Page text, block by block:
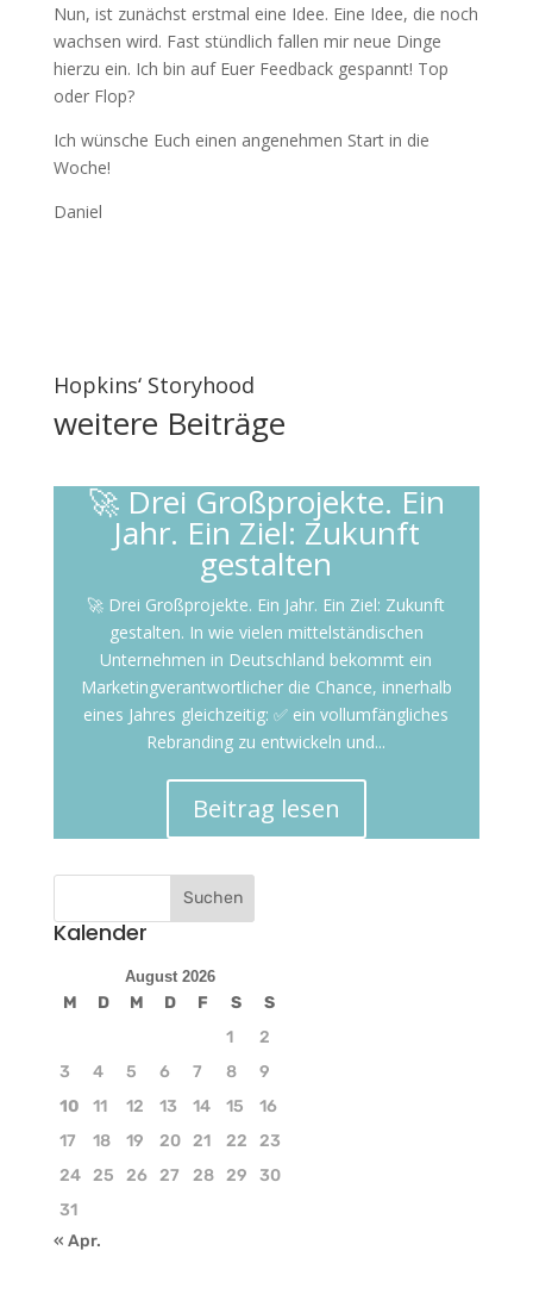
Nun, ist zunächst erstmal eine Idee. Eine Idee, die noch
wachsen wird. Fast stündlich fallen mir neue Dinge
hierzu ein. Ich bin auf Euer Feedback gespannt! Top
oder Flop?
Ich wünsche Euch einen angenehmen Start in die
Woche!
Daniel
Hopkins‘ Storyhood
weitere Beiträge
🚀 Drei Großprojekte. Ein
Jahr. Ein Ziel: Zukunft
gestalten
🚀 Drei Großprojekte. Ein Jahr. Ein Ziel: Zukunft
gestalten. In wie vielen mittelständischen
Unternehmen in Deutschland bekommt ein
Marketingverantwortlicher die Chance, innerhalb
eines Jahres gleichzeitig: ✅ ein vollumfängliches
Rebranding zu entwickeln und...
Beitrag lesen
Kalender
August 2026
M D M D F S
S
1
2
3
4 5 6 7 8
9
10
11 12 13 14 15
16
17
18 19 20 21 22
23
24
25 26 27 28 29
30
31
« Apr.